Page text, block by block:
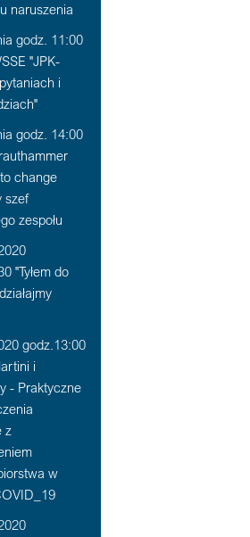
naruszenia
godz. 11:00
"JPK-
i
godz. 14:00
change
szef
zespołu
"Tyłem do
godz.13:00
i
- Praktyczne
z
w